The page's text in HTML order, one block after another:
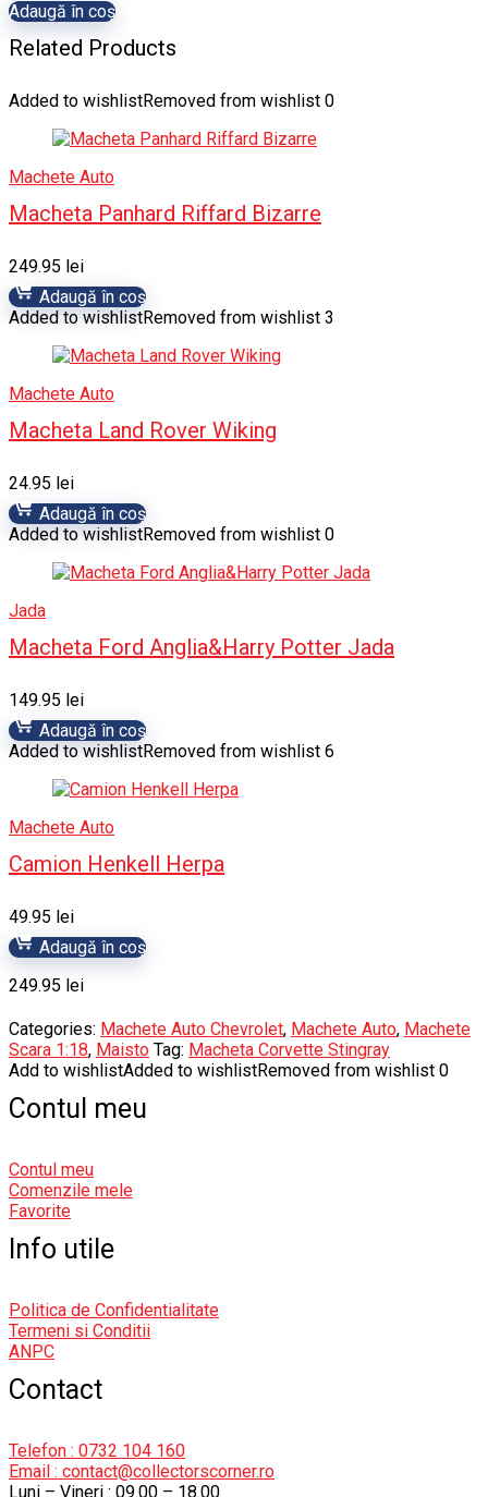
Adaugă în coș
Related Products
Added to wishlistRemoved from wishlist 0
Machete Auto
Macheta Panhard Riffard Bizarre
249.95 lei
Adaugă în coș
Added to wishlistRemoved from wishlist 3
Machete Auto
Macheta Land Rover Wiking
24.95 lei
Adaugă în coș
Added to wishlistRemoved from wishlist 0
Jada
Macheta Ford Anglia&Harry Potter Jada
149.95 lei
Adaugă în coș
Added to wishlistRemoved from wishlist 6
Machete Auto
Camion Henkell Herpa
49.95 lei
Adaugă în coș
249.95 lei
Categories: Machete Auto Chevrolet, Machete Auto, Machete
Scara 1:18, Maisto Tag: Macheta Corvette Stingray
Add to wishlistAdded to wishlistRemoved from wishlist 0
Contul meu
Contul meu
Comenzile mele
Favorite
Info utile
Politica de Confidentialitate
Termeni si Conditii
ANPC
Contact
Telefon : 0732 104 160
Email : contact@collectorscorner.ro
Luni – Vineri : 09.00 – 18.00